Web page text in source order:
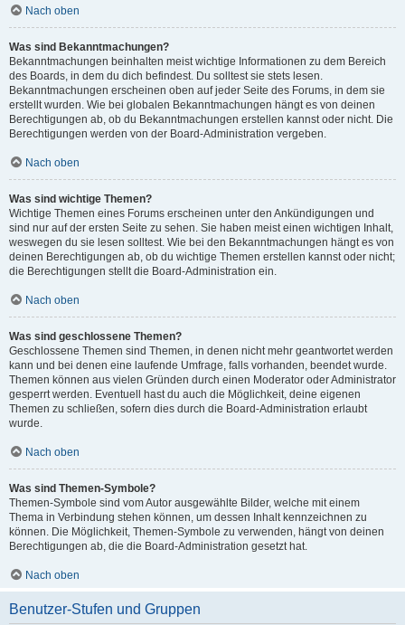
Nach oben
Was sind Bekanntmachungen?
Bekanntmachungen beinhalten meist wichtige Informationen zu dem Bereich
des Boards, in dem du dich befindest. Du solltest sie stets lesen.
Bekanntmachungen erscheinen oben auf jeder Seite des Forums, in dem sie
erstellt wurden. Wie bei globalen Bekanntmachungen hängt es von deinen
Berechtigungen ab, ob du Bekanntmachungen erstellen kannst oder nicht. Die
Berechtigungen werden von der Board-Administration vergeben.
Nach oben
Was sind wichtige Themen?
Wichtige Themen eines Forums erscheinen unter den Ankündigungen und
sind nur auf der ersten Seite zu sehen. Sie haben meist einen wichtigen Inhalt,
weswegen du sie lesen solltest. Wie bei den Bekanntmachungen hängt es von
deinen Berechtigungen ab, ob du wichtige Themen erstellen kannst oder nicht;
die Berechtigungen stellt die Board-Administration ein.
Nach oben
Was sind geschlossene Themen?
Geschlossene Themen sind Themen, in denen nicht mehr geantwortet werden
kann und bei denen eine laufende Umfrage, falls vorhanden, beendet wurde.
Themen können aus vielen Gründen durch einen Moderator oder Administrator
gesperrt werden. Eventuell hast du auch die Möglichkeit, deine eigenen
Themen zu schließen, sofern dies durch die Board-Administration erlaubt
wurde.
Nach oben
Was sind Themen-Symbole?
Themen-Symbole sind vom Autor ausgewählte Bilder, welche mit einem
Thema in Verbindung stehen können, um dessen Inhalt kennzeichnen zu
können. Die Möglichkeit, Themen-Symbole zu verwenden, hängt von deinen
Berechtigungen ab, die die Board-Administration gesetzt hat.
Nach oben
Benutzer-Stufen und Gruppen